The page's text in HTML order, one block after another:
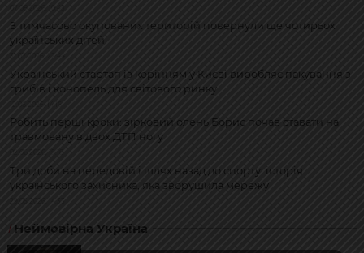
З тимчасово окупованих територій повернули ще чотирьох
українських дітей
Український стартап із корінням у Києві виробляє пакування з
грибів і конопель для світового ринку
Робить перші кроки: зірковий олень Борис почав ставати на
травмовану в двох ДТП ногу
Три доби на передовій і шлях назад до спорту: історія
українського захисника, яка зворушила мережу
Неймовірна Україна